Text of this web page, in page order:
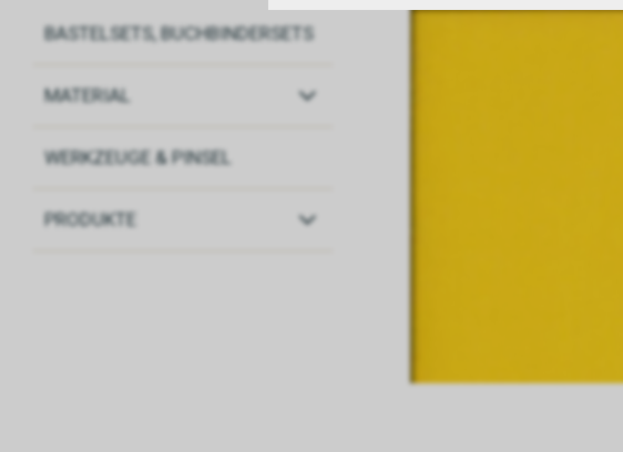
BASTELSETS, BUCHBINDERSETS
MATERIAL
WERKZEUGE & PINSEL
PRODUKTE